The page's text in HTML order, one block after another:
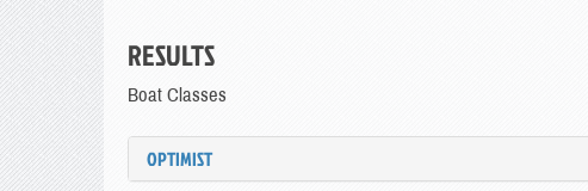
RESULTS
Boat Classes
OPTIMIST